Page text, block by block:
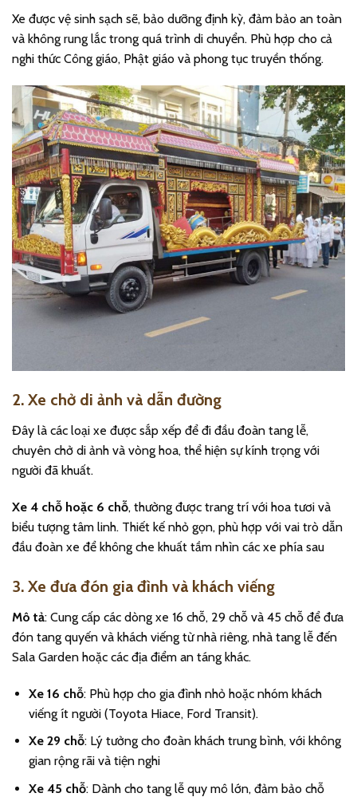
Xe được vệ sinh sạch sẽ, bảo dưỡng định kỳ, đảm bảo an toàn
và không rung lắc trong quá trình di chuyển. Phù hợp cho cả
nghi thức Công giáo, Phật giáo và phong tục truyền thống.
2. Xe chở di ảnh và dẫn đường
Đây là các loại xe được sắp xếp để đi đầu đoàn tang lễ,
chuyên chở di ảnh và vòng hoa, thể hiện sự kính trọng với
người đã khuất.
Xe 4 chỗ hoặc 6 chỗ, thường được trang trí với hoa tươi và
biểu tượng tâm linh. Thiết kế nhỏ gọn, phù hợp với vai trò dẫn
đầu đoàn xe để không che khuất tầm nhìn các xe phía sau
3. Xe đưa đón gia đình và khách viếng
Mô tả: Cung cấp các dòng xe 16 chỗ, 29 chỗ và 45 chỗ để đưa
đón tang quyến và khách viếng từ nhà riêng, nhà tang lễ đến
Sala Garden hoặc các địa điểm an táng khác.
Xe 16 chỗ: Phù hợp cho gia đình nhỏ hoặc nhóm khách
viếng ít người (Toyota Hiace, Ford Transit).
Xe 29 chỗ: Lý tưởng cho đoàn khách trung bình, với không
gian rộng rãi và tiện nghi
Xe 45 chỗ: Dành cho tang lễ quy mô lớn, đảm bảo chỗ